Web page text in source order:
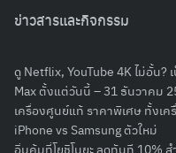
ข่าวสารและกิจกรรม
ดู Netflix, YouTube 4K ไม่อั้น?
Max ตั้งแต่วันนี้ – 31 ธันวาคม
เครื่องศูนย์แท้ ราคาพิเศษ ทั้งเค
iPhone vs Samsung ตัวใหม่
อิ่มคุ้มที่โยชิโนยะ ลดทันที 10%